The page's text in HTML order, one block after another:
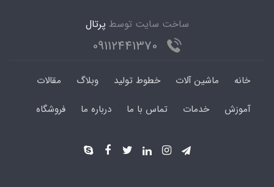
ساخت سایت توسط پرتال
خانه ماشین آلات خطوط تولید وبلاگ
مقالات
آموزش
خدمات تماس با ما درباره ما فروشگاه